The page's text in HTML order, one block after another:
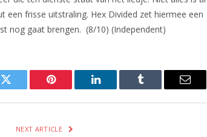
frisse uitstraling. Hex Divided zet hiermee een
nog gaat brengen. (8/10) (Independent)
Twitter Pinterest LinkedIn Tumblr Email
NEXT ARTICLE